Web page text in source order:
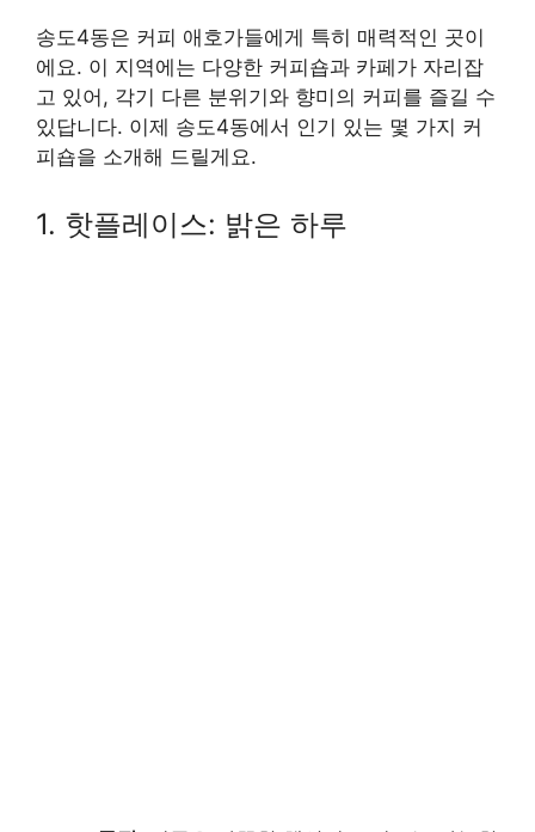
송도4동은 커피 애호가들에게 특히 매력적인 곳이
에요. 이 지역에는 다양한 커피숍과 카페가 자리잡
고 있어, 각기 다른 분위기와 향미의 커피를 즐길 수
있답니다. 이제 송도4동에서 인기 있는 몇 가지 커
피숍을 소개해 드릴게요.
1. 핫플레이스: 밝은 하루